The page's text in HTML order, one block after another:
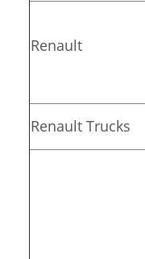
Renault
Renault Trucks